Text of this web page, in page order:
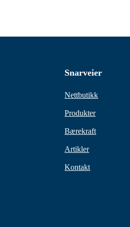
Snarveier
Nettbutikk
Produkter
Bærekraft
Artikler
Kontakt